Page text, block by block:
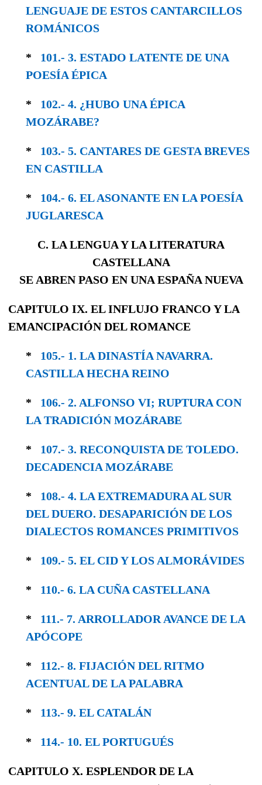
LEN­GUAJE DE ESTOS CANTARCILLOS
ROMÁNICOS
* 101.- 3. ESTADO LATENTE DE UNA
POESÍA ÉPICA
* 102.- 4. ¿HUBO UNA ÉPICA
MOZÁRABE?
* 103.- 5. CANTARES DE GESTA BREVES
EN CASTILLA
* 104.- 6. EL ASONANTE EN LA POESÍA
JUGLA­RESCA
C. LA LENGUA Y LA LITERATURA
CASTELLANA
SE ABREN PASO EN UNA ESPAÑA NUEVA
CAPITULO IX. EL INFLUJO FRANCO Y LA
EMANCIPACIÓN DEL ROMANCE
* 105.- 1. LA DINASTÍA NAVARRA.
CASTILLA HECHA REINO
* 106.- 2. ALFONSO VI; RUPTURA CON
LA TRA­DICIÓN MOZÁRABE
* 107.- 3. RECONQUISTA DE TOLEDO.
DECA­DENCIA MOZÁRABE
* 108.- 4. LA EXTREMADURA AL SUR
DEL DUERO. DESAPARICIÓN DE LOS
DIALECTOS ROMANCES PRIMITIVOS
* 109.- 5. EL CID Y LOS ALMORÁVIDES
* 110.- 6. LA CUÑA CASTELLANA
* 111.- 7. ARROLLADOR AVANCE DE LA
APÓCOPE
* 112.- 8. FIJACIÓN DEL RITMO
ACENTUAL DE LA PALABRA
* 113.- 9. EL CATALÁN
* 114.- 10. EL PORTUGUÉS
CAPITULO X. ESPLENDOR DE LA